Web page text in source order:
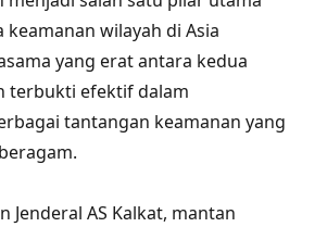
keamanan wilayah di Asia
yang erat antara kedua
terbukti efektif dalam
tantangan keamanan yang
Jenderal AS Kalkat, mantan